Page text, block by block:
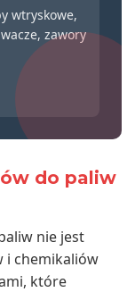
wtryskowe,
zawory
do paliw
nie jest
i chemikaliów
które